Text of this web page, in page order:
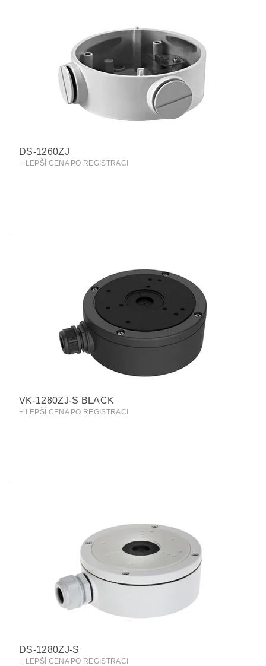
DS-1260ZJ
+ LEPŠÍ CENA PO REGISTRACI
VK-1280ZJ-S BLACK
+ LEPŠÍ CENA PO REGISTRACI
DS-1280ZJ-S
+ LEPŠÍ CENA PO REGISTRACI